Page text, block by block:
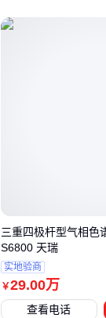
稳
功
环境
￥29.00万
三重四极杆型气相色
S6800 天瑞
实地验商
查看电话